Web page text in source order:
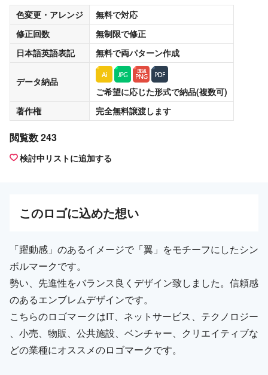
色変更・アレンジ
無料で対応
修正回数
無制限で修正
日本語英語表記
無料で両パターン作成
データ納品
ご希望に応じた形式で納品(複数可)
著作権
完全無料譲渡します
閲覧数 243
検討中リストに追加する
このロゴに込めた想い
「躍動感」のあるイメージで「翼」をモチーフにしたシン
ボルマークです。
勢い、先進性をバランス良くデザイン致しました。信頼感
のあるエンブレムデザインです。
こちらのロゴマークはIT、ネットサービス、テクノロジー
、小売、物販、公共施設、ベンチャー、クリエイティブな
どの業種にオススメのロゴマークです。